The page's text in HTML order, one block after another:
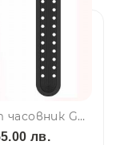
Водоустойчив детски GPS смарт часовник GREEN с вградена камера 06, ЗЕЛЕН
лв.